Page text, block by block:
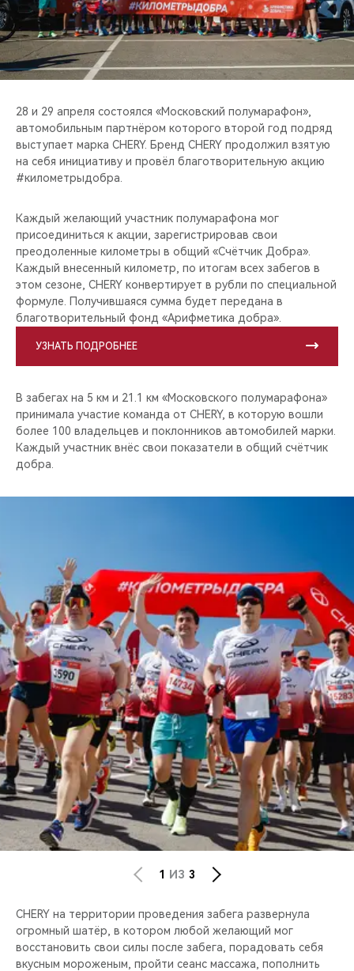
CHERY И СПОРТ
НАШИ МЕРОПРИЯТИЯ
ВИДЕООБЗОРЫ
CHERY ДЛЯ ДЕТЕЙ
28 и 29 апреля состоялся «Московский полумарафон»,
автомобильным партнёром которого второй год подряд
выступает марка CHERY. Бренд CHERY продолжил взятую
на себя инициативу и провёл благотворительную акцию
#километрыдобра.
Каждый желающий участник полумарафона мог
присоединиться к акции, зарегистрировав свои
преодоленные километры в общий «Счётчик Добра».
Каждый внесенный километр, по итогам всех забегов в
этом сезоне, CHERY конвертирует в рубли по специальной
формуле. Получившаяся сумма будет передана в
благотворительный фонд «Арифметика добра».
УЗНАТЬ ПОДРОБНЕЕ
В забегах на 5 км и 21.1 км «Московского полумарафона»
принимала участие команда от CHERY, в которую вошли
более 100 владельцев и поклонников автомобилей марки.
Каждый участник внёс свои показатели в общий счётчик
добра.
1 ИЗ 3
CHERY на территории проведения забега развернула
огромный шатёр, в котором любой желающий мог
восстановить свои силы после забега, порадовать себя
вкусным мороженым, пройти сеанс массажа, пополнить